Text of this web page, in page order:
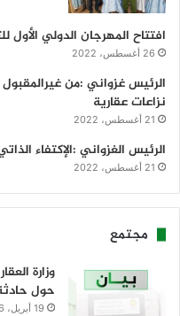
افتتاح المهرجان الدولي الأول
26 أغسطس، 2022
الرئيس غزواني :من
نزاعات عقارية
21 أغسطس، 2022
الرئيس الغزواني :الإكتفاء
21 أغسطس، 2022
مجتمع
وزارة
حول
19 أبريل، 2026